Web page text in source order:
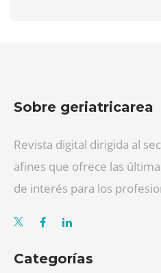
Sobre geriatricarea
Revista digital dirigida al
afines que ofrece las
de interés para los
Categorías